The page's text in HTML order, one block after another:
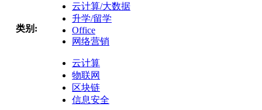
类别:
云计算/大数据
升学/留学
Office
网络营销
云计算
物联网
区块链
信息安全